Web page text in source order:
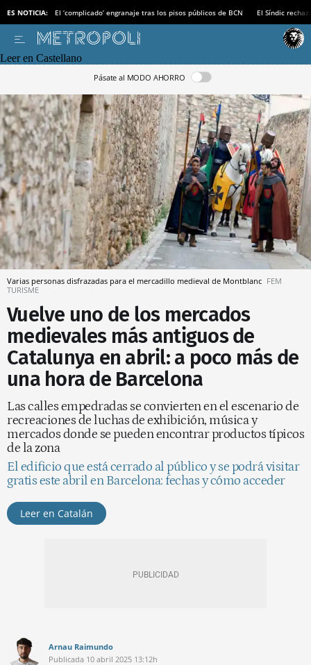
ES NOTICIA: El ‘complicado’ engranaje tras los pisos públicos de BCN El Síndic
Leer en Castellano
Pásate al MODO AHORRO
Varias personas disfrazadas para el mercadillo medieval de Montblanc FEM
TURISME
Vuelve uno de los mercados
medievales más antiguos de
Catalunya en abril: a poco más de
una hora de Barcelona
Las calles empedradas se convierten en el escenario de
recreaciones de luchas de exhibición, música y
mercados donde se pueden encontrar productos típicos
de la zona
El edificio que está cerrado al público y se podrá visitar
gratis este abril en Barcelona: fechas y cómo acceder
Leer en Catalán
Arnau Raimundo
Publicada 10 abril 2025 13:12h